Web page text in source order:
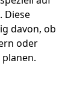
Diese
davon, ob
oder